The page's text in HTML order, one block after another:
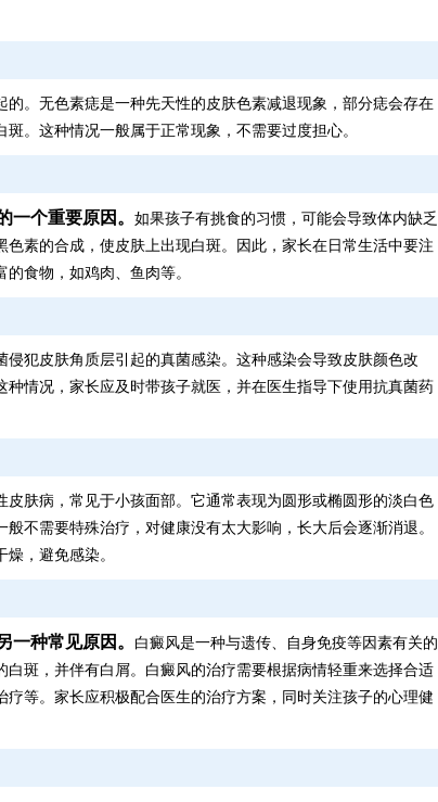
。无色素痣是一种先天性的皮肤色素减退现象，部分痣会存在
。这种情况一般属于正常现象，不需要过度担心。
一个重要原因。 如果孩子有挑食的习惯，可能会导致体内缺乏
素的合成，使皮肤上出现白斑。因此，家长在日常生活中要注
食物，如鸡肉、鱼肉等。
犯皮肤角质层引起的真菌感染。这种感染会导致皮肤颜色改
情况，家长应及时带孩子就医，并在医生指导下使用抗真菌药
皮肤病，常见于小孩面部。它通常表现为圆形或椭圆形的淡白色
不需要特殊治疗，对健康没有太大影响，长大后会逐渐消退。
，避免感染。
一种常见原因。
白癜风是一种与遗传、自身免疫等因素有关的
白斑，并伴有白屑。白癜风的治疗需要根据病情轻重来选择合适
等。家长应积极配合医生的治疗方案，同时关注孩子的心理健